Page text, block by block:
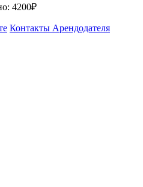
4200₽
Контакты Арендодателя